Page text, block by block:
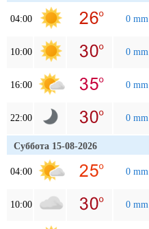
04:00 0 mm
10:00 0 mm
16:00 0 mm
22:00 0 mm
Суббота 15-08-2026
04:00 0 mm
10:00 0 mm